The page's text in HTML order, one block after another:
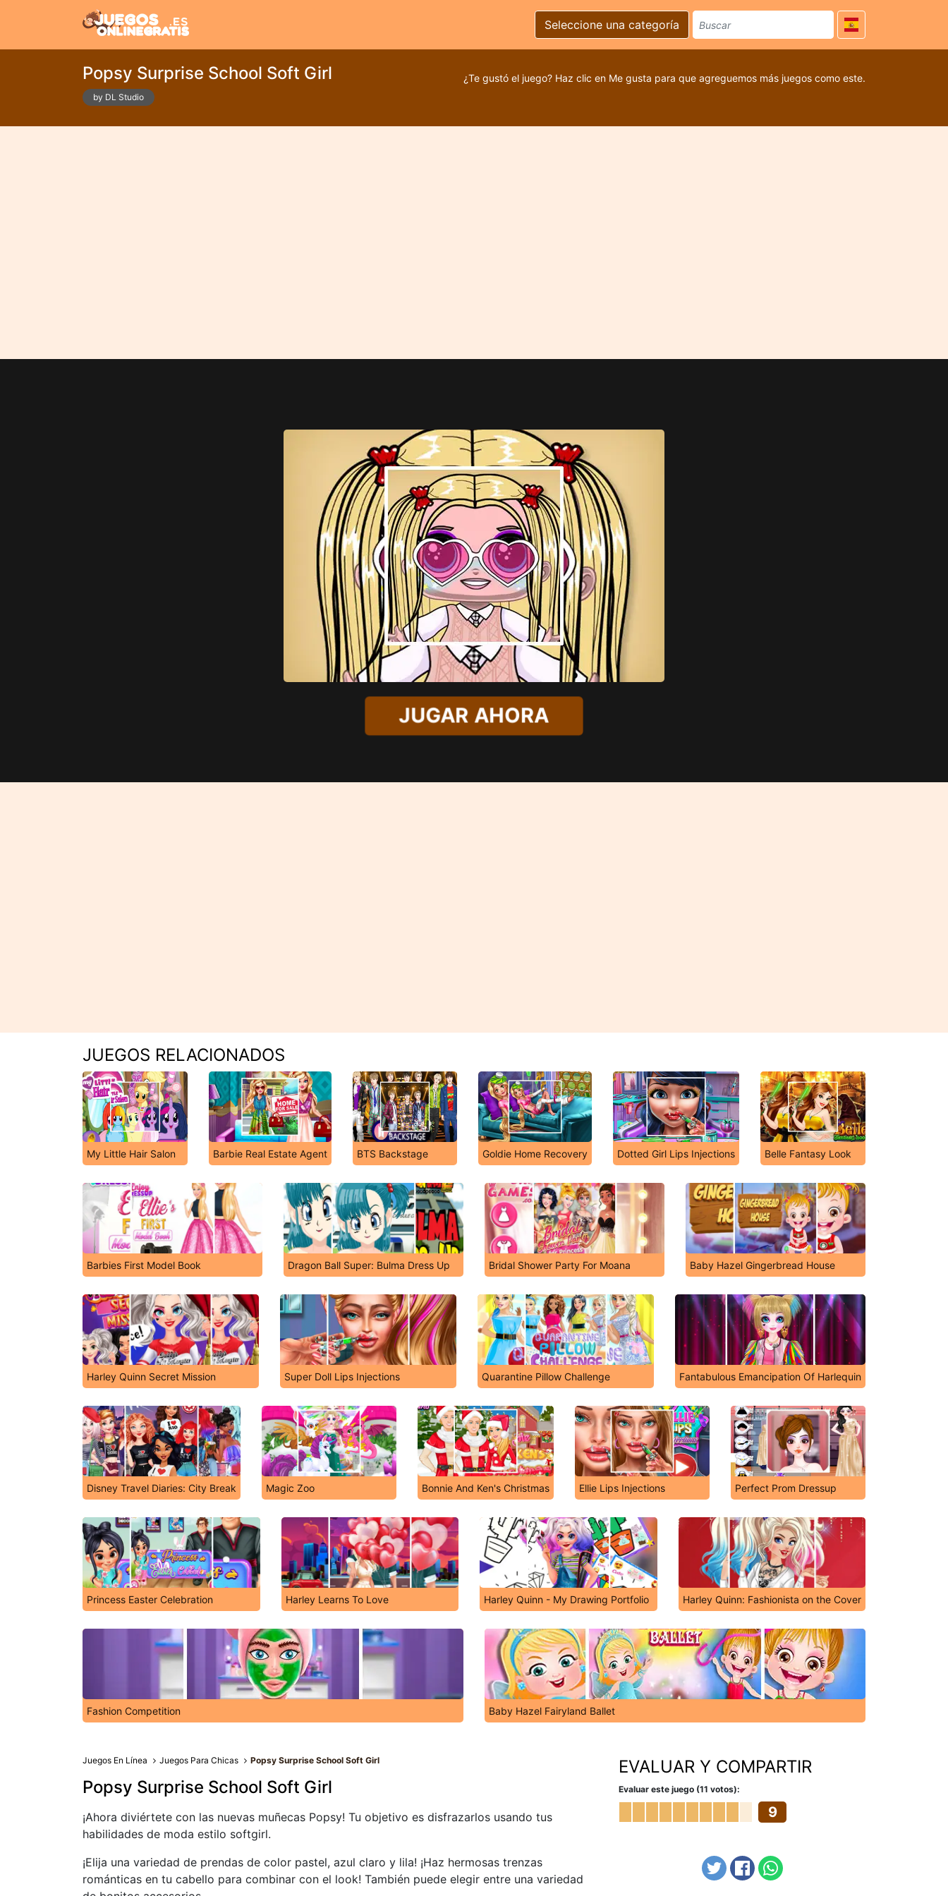
Seleccione una categoría
Popsy Surprise School Soft Girl
by DL Studio
¿Te gustó el juego? Haz clic en Me gusta para que agreguemos más juegos como este.
JUGAR AHORA
JUEGOS RELACIONADOS
My Little Hair Salon Barbie Real Estate Agent BTS Backstage Goldie Home Recovery Dotted Girl Lips Injections Belle Fantasy Look
Barbies First Model Book Dragon Ball Super: Bulma Dress Up Bridal Shower Party For Moana Baby Hazel Gingerbread House
Harley Quinn Secret Mission Super Doll Lips Injections Quarantine Pillow Challenge Fantabulous Emancipation Of Harlequin
Disney Travel Diaries: City Break Magic Zoo Bonnie And Ken's Christmas Ellie Lips Injections Perfect Prom Dressup
Princess Easter Celebration Harley Learns To Love Harley Quinn - My Drawing Portfolio Harley Quinn: Fashionista on the Cover
Fashion Competition Baby Hazel Fairyland Ballet
Juegos En Línea Juegos Para Chicas Popsy Surprise School Soft Girl
Popsy Surprise School Soft Girl
¡Ahora diviértete con las nuevas muñecas Popsy! Tu objetivo es disfrazarlos usando tus
habilidades de moda estilo softgirl.
¡Elija una variedad de prendas de color pastel, azul claro y lila! ¡Haz hermosas trenzas
románticas en tu cabello para combinar con el look! También puede elegir entre una variedad
EVALUAR Y COMPARTIR
Evaluar este juego (11 votos):
9